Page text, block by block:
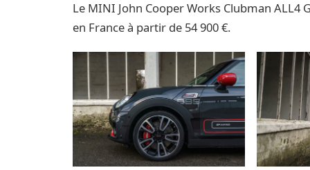
Le MINI John Cooper Works Clubman ALL4
en France à partir de 54 900 €.